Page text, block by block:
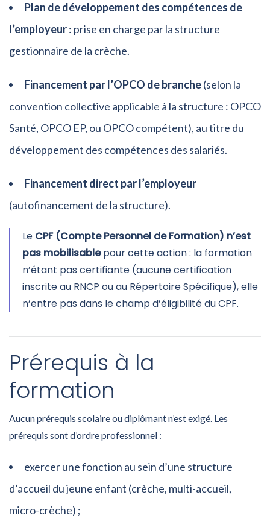
Plan de développement des compétences de
l’employeur: prise en charge par la structure
gestionnaire de la crèche.
Financement par l’OPCO de branche(selon la
convention collective applicable à la structure : OPCO
Santé, OPCO EP, ou OPCO compétent), au titre du
développement des compétences des salariés.
Financement direct par l’employeur
(autofinancement de la structure).
Le CPF (Compte Personnel de Formation) n’est
pas mobilisablepour cette action : la formation
n’étant pas certifiante (aucune certification
inscrite au RNCP ou au Répertoire Spécifique), elle
n’entre pas dans le champ d’éligibilité du CPF.
Prérequis à la
formation
Aucun prérequis scolaire ou diplômant n’est exigé. Les
prérequis sont d’ordre professionnel :
exercer une fonction au sein d’une structure
d’accueil du jeune enfant (crèche, multi-accueil,
micro-crèche) ;